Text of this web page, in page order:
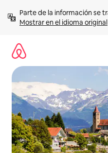
contenidoMostrar en el idioma original